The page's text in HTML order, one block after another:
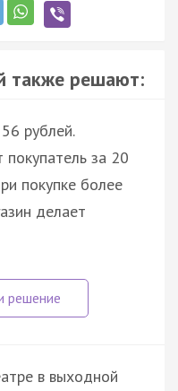
также решают:
рублей.
покупатель за 20
покупке более
делает
в выходной